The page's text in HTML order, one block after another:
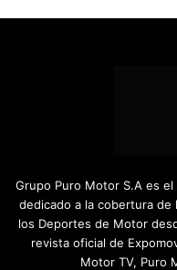
Grupo Puro Motor S.A es
dedicado a la cobertura
los Deportes de Motor
revista oficial de
Motor TV, Puro